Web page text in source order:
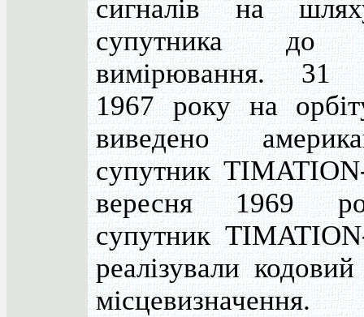
сигналів на
супутника до
вимірювання. 31
1967 року на
виведено
супутник
вересня 1969
супутник
реалізували
місцевизначення.